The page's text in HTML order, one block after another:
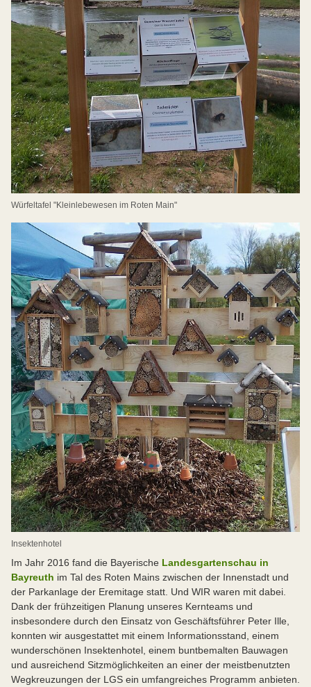
Würfeltafel "Kleinlebewesen im Roten Main"
Insektenhotel
Im Jahr 2016 fand die Bayerische Landesgartenschau in
Bayreuth im Tal des Roten Mains zwischen der Innenstadt und
der Parkanlage der Eremitage statt. Und WIR waren mit dabei.
Dank der frühzeitigen Planung unseres Kernteams und
insbesondere durch den Einsatz von Geschäftsführer Peter Ille,
konnten wir ausgestattet mit einem Informationsstand, einem
wunderschönen Insektenhotel, einem buntbemalten Bauwagen
und ausreichend Sitzmöglichkeiten an einer der meistbenutzten
Wegkreuzungen der LGS ein umfangreiches Programm anbieten.